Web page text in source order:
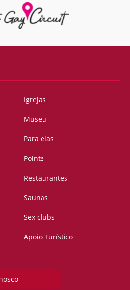
Igrejas
Museu
Para elas
Points
Restaurantes
Saunas
Sex clubs
Apoio Turístico